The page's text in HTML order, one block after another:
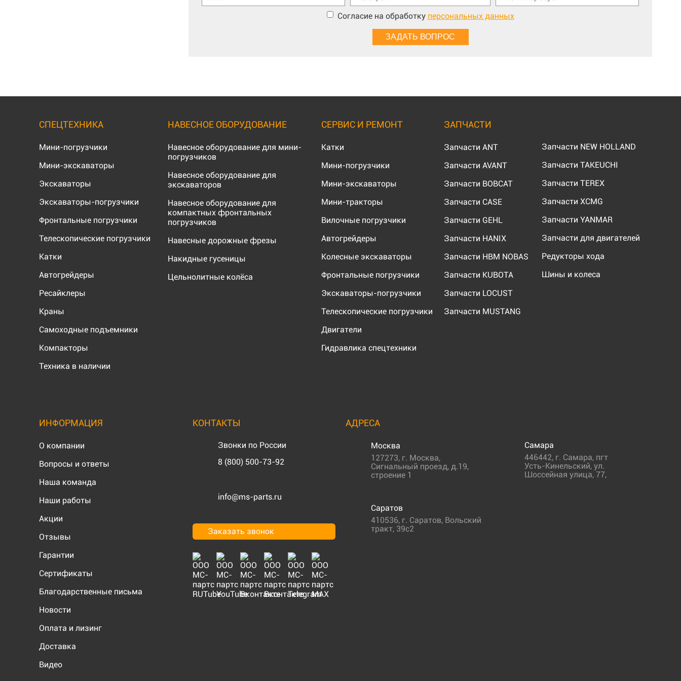
Согласие на обработку персональных данных
СПЕЦТЕХНИКА
Мини-погрузчики
Мини-экскаваторы
Экскаваторы
Экскаваторы-погрузчики
Фронтальные погрузчики
Телескопические погрузчики
Катки
Автогрейдеры
Ресайклеры
Краны
Самоходные подъемники
Компакторы
Техника в наличии
НАВЕСНОЕ ОБОРУДОВАНИЕ
Навесное оборудование для мини-
погрузчиков
Навесное оборудование для
экскаваторов
Навесное оборудование для
компактных фронтальных
погрузчиков
Навесные дорожные фрезы
Накидные гусеницы
Цельнолитные колёса
СЕРВИС И РЕМОНТ
Катки
Мини-погрузчики
Мини-экскаваторы
Мини-тракторы
Вилочные погрузчики
Автогрейдеры
Колесные экскаваторы
Фронтальные погрузчики
Экскаваторы-погрузчики
Телескопические погрузчики
Двигатели
Гидравлика спецтехники
ЗАПЧАСТИ
Запчасти ANT
Запчасти AVANT
Запчасти BOBCAT
Запчасти CASE
Запчасти GEHL
Запчасти HANIX
Запчасти HBM NOBAS
Запчасти KUBOTA
Запчасти LOCUST
Запчасти MUSTANG
Запчасти NEW HOLLAND
Запчасти TAKEUCHI
Запчасти TEREX
Запчасти XCMG
Запчасти YANMAR
Запчасти для двигателей
Редукторы хода
Шины и колеса
ИНФОРМАЦИЯ
О компании
Вопросы и ответы
Наша команда
Наши работы
Акции
Отзывы
Гарантии
Сертификаты
Благодарственные письма
Новости
Оплата и лизинг
Доставка
Видео
КОНТАКТЫ
Звонки по России
8 (800) 500-73-92
info@ms-parts.ru
Заказать звонок
АДРЕСА
Москва
127273, г. Москва,
Сигнальный проезд, д.19,
строение 1
Саратов
410536, г. Саратов, Вольский
тракт, 39с2
Самара
446442, г. Самара, пгт
Усть-Кинельский, ул.
Шоссейная улица, 77,